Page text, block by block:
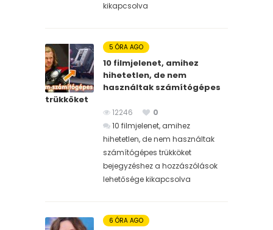
kikapcsolva
5 ÓRA AGO
10 filmjelenet, amihez
hihetetlen, de nem
használtak számítógépes
trükköket
12246
0
10 filmjelenet, amihez
hihetetlen, de nem használtak
számítógépes trükköket
bejegyzéshez a hozzászólások
lehetősége kikapcsolva
6 ÓRA AGO